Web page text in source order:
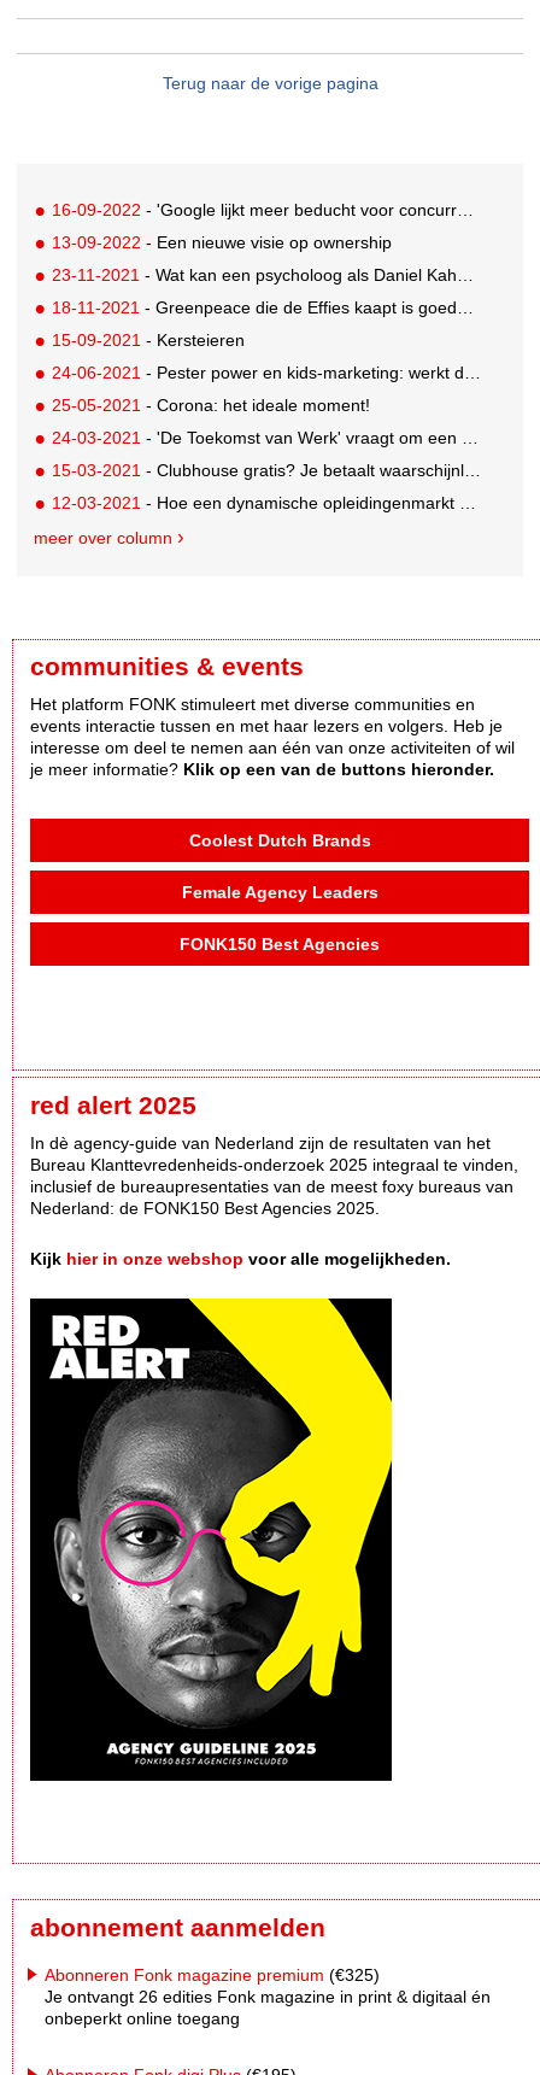
Terug naar de vorige pagina
16-09-2022 - 'Google lijkt meer beducht voor concurrentie'
13-09-2022 - Een nieuwe visie op ownership
23-11-2021 - Wat kan een psycholoog als Daniel Kahneman aan je mediastrategie toevoegen?
18-11-2021 - Greenpeace die de Effies kaapt is goede marketing
15-09-2021 - Kersteieren
24-06-2021 - Pester power en kids-marketing: werkt dat nog wel?
25-05-2021 - Corona: het ideale moment!
24-03-2021 - 'De Toekomst van Werk' vraagt om een bedrijfsvisie op technologie
15-03-2021 - Clubhouse gratis? Je betaalt waarschijnlijk met je data
12-03-2021 - Hoe een dynamische opleidingenmarkt NCOI de das kan omdoen
meer over column
communities & events
Het platform FONK stimuleert met diverse communities en
events interactie tussen en met haar lezers en volgers. Heb je
interesse om deel te nemen aan één van onze activiteiten of wil
je meer informatie? Klik op een van de buttons hieronder.
Coolest Dutch Brands
Female Agency Leaders
FONK150 Best Agencies
red alert 2025
In dè agency-guide van Nederland zijn de resultaten van het
Bureau Klanttevredenheids-onderzoek 2025 integraal te vinden,
inclusief de bureaupresentaties van de meest foxy bureaus van
Nederland: de FONK150 Best Agencies 2025.
Kijk hier in onze webshop voor alle mogelijkheden.
abonnement aanmelden
Abonneren Fonk magazine premium (€325)
Je ontvangt 26 edities Fonk magazine in print & digitaal én
onbeperkt online toegang